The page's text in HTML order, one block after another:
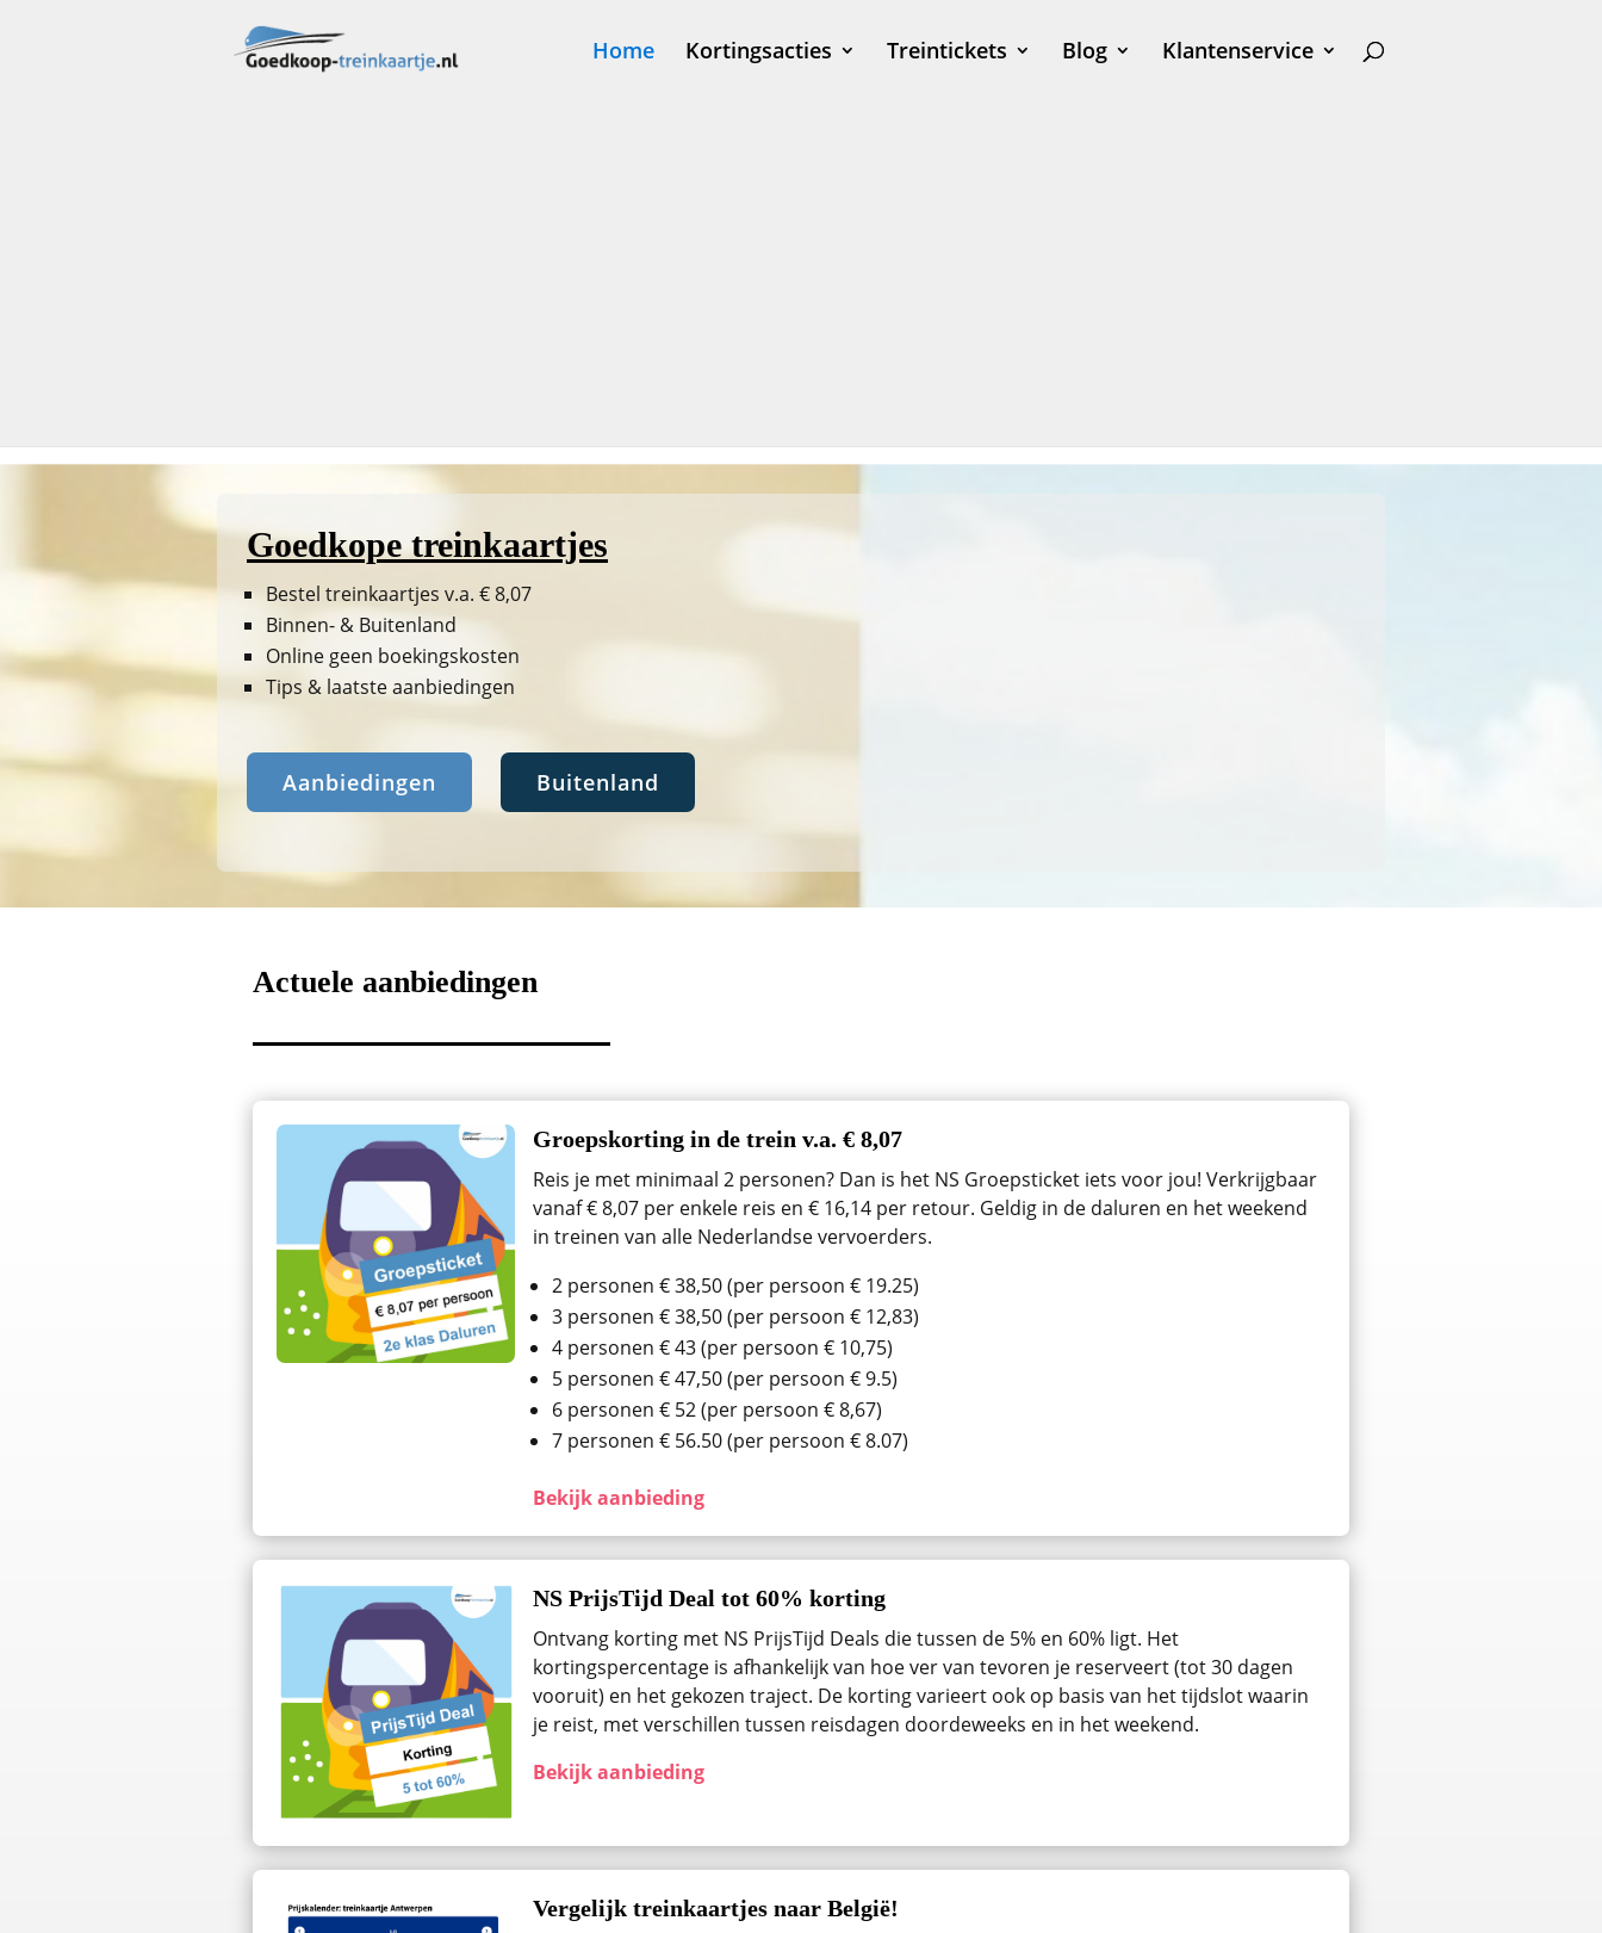
Home Kortingsacties Treintickets Blog Klantenservice
Goedkope treinkaartjes
Bestel treinkaartjes v.a. € 8,07
Binnen- & Buitenland
Online geen boekingskosten
Tips & laatste aanbiedingen
Aanbiedingen Buitenland
Actuele aanbiedingen
Groepskorting in de trein v.a. € 8,07
Reis je met minimaal 2 personen? Dan is het NS Groepsticket iets voor jou! Verkrijgbaar
vanaf € 8,07 per enkele reis en € 16,14 per retour. Geldig in de daluren en het weekend
in treinen van alle Nederlandse vervoerders.
2 personen € 38,50 (per persoon € 19.25)
3 personen € 38,50 (per persoon € 12,83)
4 personen € 43 (per persoon € 10,75)
5 personen € 47,50 (per persoon € 9.5)
6 personen € 52 (per persoon € 8,67)
7 personen € 56.50 (per persoon € 8.07)
Bekijk aanbieding
NS PrijsTijd Deal tot 60% korting
Ontvang korting met NS PrijsTijd Deals die tussen de 5% en 60% ligt. Het
kortingspercentage is afhankelijk van hoe ver van tevoren je reserveert (tot 30 dagen
vooruit) en het gekozen traject. De korting varieert ook op basis van het tijdslot waarin
je reist, met verschillen tussen reisdagen doordeweeks en in het weekend.
Bekijk aanbieding
Vergelijk treinkaartjes naar België!